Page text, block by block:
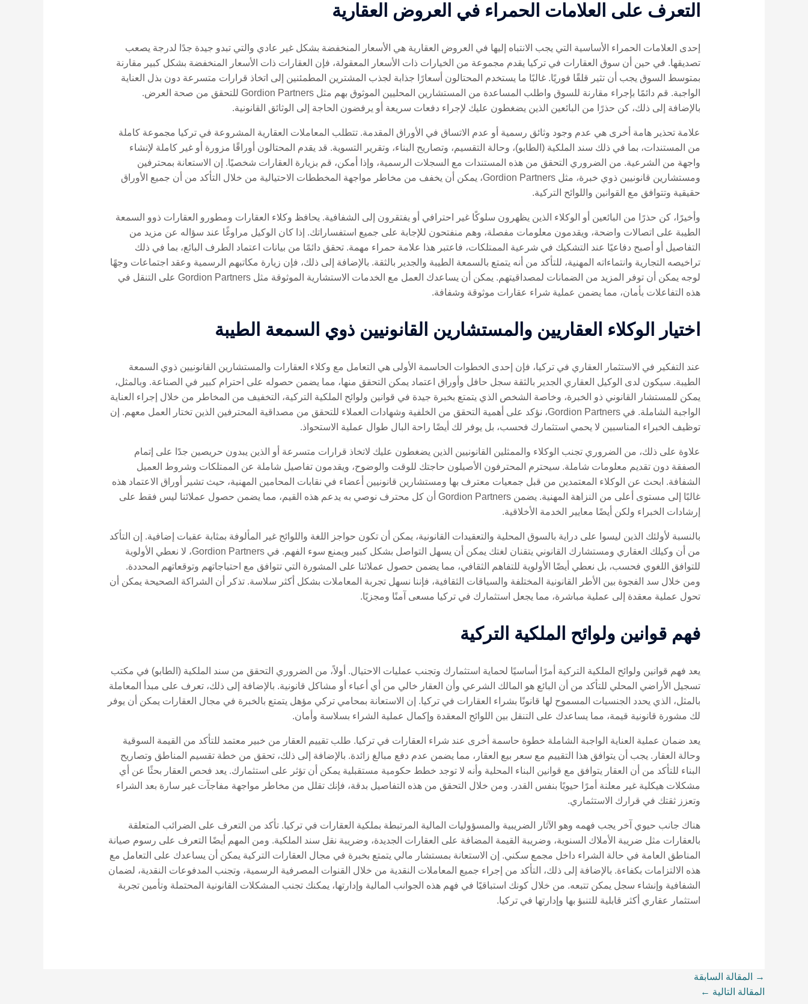
التعرف على العلامات الحمراء في العروض العقارية
إحدى العلامات الحمراء الأساسية التي يجب الانتباه إليها في العروض العقارية هي الأسعار المنخفضة بشكل غير عادي والتي تبدو جيدة جدًا لدرجة يصعب
تصديقها. في حين أن سوق العقارات في تركيا يقدم مجموعة من الخيارات ذات الأسعار المعقولة، فإن العقارات ذات الأسعار المنخفضة بشكل كبير مقارنة
بمتوسط ​​السوق يجب أن تثير قلقًا فوريًا. غالبًا ما يستخدم المحتالون أسعارًا جذابة لجذب المشترين المطمئنين إلى اتخاذ قرارات متسرعة دون بذل العناية
الواجبة. قم دائمًا بإجراء مقارنة للسوق واطلب المساعدة من المستشارين المحليين الموثوق بهم مثل Gordion Partners للتحقق من صحة العرض.
بالإضافة إلى ذلك، كن حذرًا من البائعين الذين يضغطون عليك لإجراء دفعات سريعة أو يرفضون الحاجة إلى الوثائق القانونية.
علامة تحذير هامة أخرى هي عدم وجود وثائق رسمية أو عدم الاتساق في الأوراق المقدمة. تتطلب المعاملات العقارية المشروعة في تركيا مجموعة كاملة
من المستندات، بما في ذلك سند الملكية (الطابو)، وحالة التقسيم، وتصاريح البناء، وتقرير التسوية. قد يقدم المحتالون أوراقًا مزورة أو غير كاملة لإنشاء
واجهة من الشرعية. من الضروري التحقق من هذه المستندات مع السجلات الرسمية، وإذا أمكن، قم بزيارة العقارات شخصيًا. إن الاستعانة بمحترفين
ومستشارين قانونيين ذوي خبرة، مثل Gordion Partners، يمكن أن يخفف من مخاطر مواجهة المخططات الاحتيالية من خلال التأكد من أن جميع الأوراق
حقيقية وتتوافق مع القوانين واللوائح التركية.
وأخيرًا، كن حذرًا من البائعين أو الوكلاء الذين يظهرون سلوكًا غير احترافي أو يفتقرون إلى الشفافية. يحافظ وكلاء العقارات ومطورو العقارات ذوو السمعة
الطيبة على اتصالات واضحة، ويقدمون معلومات مفصلة، ​​وهم منفتحون للإجابة على جميع استفساراتك. إذا كان الوكيل مراوغًا عند سؤاله عن مزيد من
التفاصيل أو أصبح دفاعيًا عند التشكيك في شرعية الممتلكات، فاعتبر هذا علامة حمراء مهمة. تحقق دائمًا من بيانات اعتماد الطرف البائع، بما في ذلك
تراخيصه التجارية وانتماءاته المهنية، للتأكد من أنه يتمتع بالسمعة الطيبة والجدير بالثقة. بالإضافة إلى ذلك، فإن زيارة مكاتبهم الرسمية وعقد اجتماعات وجهًا
لوجه يمكن أن توفر المزيد من الضمانات لمصداقيتهم. يمكن أن يساعدك العمل مع الخدمات الاستشارية الموثوقة مثل Gordion Partners على التنقل في
هذه التفاعلات بأمان، مما يضمن عملية شراء عقارات موثوقة وشفافة.
اختيار الوكلاء العقاريين والمستشارين القانونيين ذوي السمعة الطيبة
عند التفكير في الاستثمار العقاري في تركيا، فإن إحدى الخطوات الحاسمة الأولى هي التعامل مع وكلاء العقارات والمستشارين القانونيين ذوي السمعة
الطيبة. سيكون لدى الوكيل العقاري الجدير بالثقة سجل حافل وأوراق اعتماد يمكن التحقق منها، مما يضمن حصوله على احترام كبير في الصناعة. وبالمثل،
يمكن للمستشار القانوني ذو الخبرة، وخاصة الشخص الذي يتمتع بخبرة جيدة في قوانين ولوائح الملكية التركية، التخفيف من المخاطر من خلال إجراء العناية
الواجبة الشاملة. في Gordion Partners، نؤكد على أهمية التحقق من الخلفية وشهادات العملاء للتحقق من مصداقية المحترفين الذين تختار العمل معهم. إن
توظيف الخبراء المناسبين لا يحمي استثمارك فحسب، بل يوفر لك أيضًا راحة البال طوال عملية الاستحواذ.
علاوة على ذلك، من الضروري تجنب الوكلاء والممثلين القانونيين الذين يضغطون عليك لاتخاذ قرارات متسرعة أو الذين يبدون حريصين جدًا على إتمام
الصفقة دون تقديم معلومات شاملة. سيحترم المحترفون الأصيلون حاجتك للوقت والوضوح، ويقدمون تفاصيل شاملة عن الممتلكات وشروط العميل
الشفافة. ابحث عن الوكلاء المعتمدين من قبل جمعيات معترف بها ومستشارين قانونيين أعضاء في نقابات المحامين المهنية، حيث تشير أوراق الاعتماد هذه
غالبًا إلى مستوى أعلى من النزاهة المهنية. يضمن Gordion Partners أن كل محترف نوصي به يدعم هذه القيم، مما يضمن حصول عملائنا ليس فقط على
إرشادات الخبراء ولكن أيضًا معايير الخدمة الأخلاقية.
بالنسبة لأولئك الذين ليسوا على دراية بالسوق المحلية والتعقيدات القانونية، يمكن أن تكون حواجز اللغة واللوائح غير المألوفة بمثابة عقبات إضافية. إن التأكد
من أن وكيلك العقاري ومستشارك القانوني يتقنان لغتك يمكن أن يسهل التواصل بشكل كبير ويمنع سوء الفهم. في Gordion Partners، لا نعطي الأولوية
للتوافق اللغوي فحسب، بل نعطي أيضًا الأولوية للتفاهم الثقافي، مما يضمن حصول عملائنا على المشورة التي تتوافق مع احتياجاتهم وتوقعاتهم المحددة.
ومن خلال سد الفجوة بين الأطر القانونية المختلفة والسياقات الثقافية، فإننا نسهل تجربة المعاملات بشكل أكثر سلاسة. تذكر أن الشراكة الصحيحة يمكن أن
تحول عملية معقدة إلى عملية مباشرة، مما يجعل استثمارك في تركيا مسعى آمنًا ومجزيًا.
فهم قوانين ولوائح الملكية التركية
يعد فهم قوانين ولوائح الملكية التركية أمرًا أساسيًا لحماية استثمارك وتجنب عمليات الاحتيال. أولاً، من الضروري التحقق من سند الملكية (الطابو) في مكتب
تسجيل الأراضي المحلي للتأكد من أن البائع هو المالك الشرعي وأن العقار خالي من أي أعباء أو مشاكل قانونية. بالإضافة إلى ذلك، تعرف على مبدأ المعاملة
بالمثل، الذي يحدد الجنسيات المسموح لها قانونًا بشراء العقارات في تركيا. إن الاستعانة بمحامي تركي مؤهل يتمتع بالخبرة في مجال العقارات يمكن أن يوفر
لك مشورة قانونية قيمة، مما يساعدك على التنقل بين اللوائح المعقدة وإكمال عملية الشراء بسلاسة وأمان.
يعد ضمان عملية العناية الواجبة الشاملة خطوة حاسمة أخرى عند شراء العقارات في تركيا. طلب تقييم العقار من خبير معتمد للتأكد من القيمة السوقية
وحالة العقار. يجب أن يتوافق هذا التقييم مع سعر بيع العقار، مما يضمن عدم دفع مبالغ زائدة. بالإضافة إلى ذلك، تحقق من خطة تقسيم المناطق وتصاريح
البناء للتأكد من أن العقار يتوافق مع قوانين البناء المحلية وأنه لا توجد خطط حكومية مستقبلية يمكن أن تؤثر على استثمارك. يعد فحص العقار بحثًا عن أي
مشكلات هيكلية غير معلنة أمرًا حيويًا بنفس القدر. ومن خلال التحقق من هذه التفاصيل بدقة، فإنك تقلل من مخاطر مواجهة مفاجآت غير سارة بعد الشراء
وتعزز ثقتك في قرارك الاستثماري.
هناك جانب حيوي آخر يجب فهمه وهو الآثار الضريبية والمسؤوليات المالية المرتبطة بملكية العقارات في تركيا. تأكد من التعرف على الضرائب المتعلقة
بالعقارات مثل ضريبة الأملاك السنوية، وضريبة القيمة المضافة على العقارات الجديدة، وضريبة نقل سند الملكية. ومن المهم أيضًا التعرف على رسوم صيانة
المناطق العامة في حالة الشراء داخل مجمع سكني. إن الاستعانة بمستشار مالي يتمتع بخبرة في مجال العقارات التركية يمكن أن يساعدك على التعامل مع
هذه الالتزامات بكفاءة. بالإضافة إلى ذلك، التأكد من إجراء جميع المعاملات النقدية من خلال القنوات المصرفية الرسمية، وتجنب المدفوعات النقدية، لضمان
الشفافية وإنشاء سجل يمكن تتبعه. من خلال كونك استباقيًا في فهم هذه الجوانب المالية وإدارتها، يمكنك تجنب المشكلات القانونية المحتملة وتأمين تجربة
استثمار عقاري أكثر قابلية للتنبؤ بها وإدارتها في تركيا.
→
المقالة السابقة
المقالة التالية ←